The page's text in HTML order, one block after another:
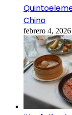
Chino
febrero 4, 2026